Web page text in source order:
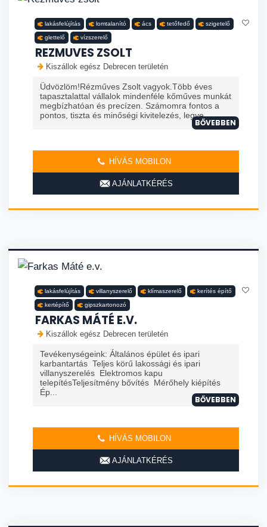
lakásfelújítás lomtalanító ács tetőfedő szigetelő
glettelő vízszerelő
REZMUVES ZSOLT
Kiszállok egész Debrecen területén
Üdvözlöm!Rézműves Zsolt vagyok.Több éves
tapasztalattal vállalok mindenféle kőműves munkát
megbízhatóan és precízen. Számomra fontos a
pontos, tiszta és minőségi kivitelezés, legye...
BŐVEBBEN
HÍVÁS MOBILON
AJÁNLATKÉRÉS
lakásfelújítás villanyszerelő klímaszerelő kerítés építő
kertépítő gipszkartonozó
FARKAS MÁTÉ E.V.
Kiszállok egész Debrecen területén
Tevékenységeink: Általános épület és ipari
karbantartás Teljes körű lakossági és ipari
villanyszerelés Elektromos kapu
telepítésTeljesítmény bővítés Mérőhely kiépítés
Ép...
BŐVEBBEN
HÍVÁS MOBILON
AJÁNLATKÉRÉS